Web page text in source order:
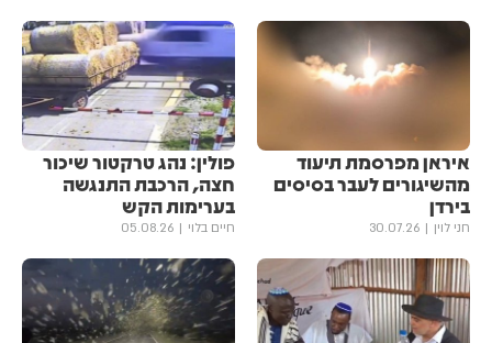
איראן מפרסמת תיעוד
מהשיגורים לעבר בסיסים
בירדן
חני לוין 30.07.26
פולין: נהג טרקטור שיכור
חצה, הרכבת התנגשה
בערימות הקש
חיים בלוי 05.08.26